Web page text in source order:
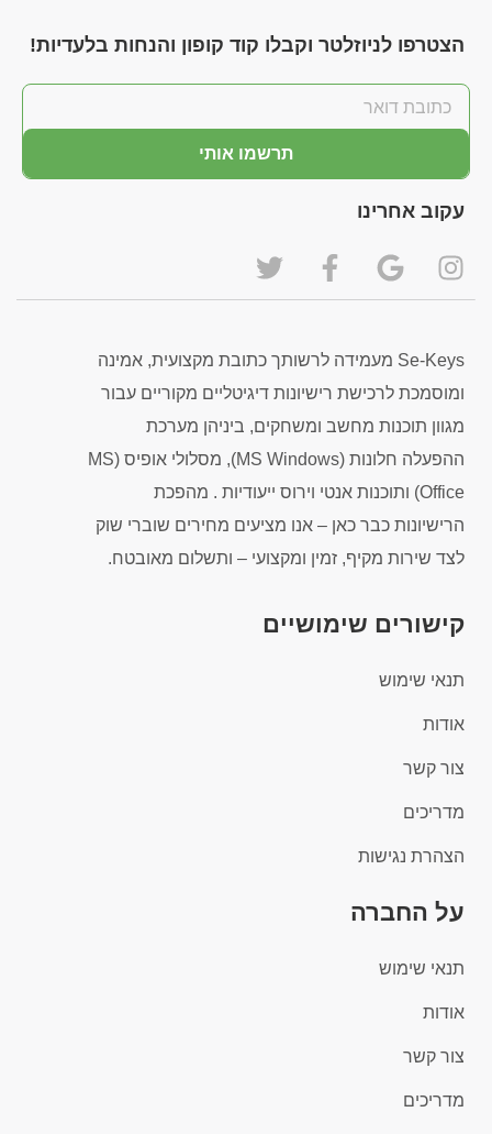
הצטרפו לניוזלטר וקבלו קוד קופון והנחות בלעדיות!
תרשמו אותי
עקוב אחרינו
Se-Keys מעמידה לרשותך כתובת מקצועית, אמינה
ומוסמכת לרכישת רישיונות דיגיטליים מקוריים עבור
מגוון תוכנות מחשב ומשחקים, ביניהן מערכת
ההפעלה חלונות (MS Windows), מסלולי אופיס (MS
Office) ותוכנות אנטי וירוס ייעודיות . מהפכת
הרישיונות כבר כאן – אנו מציעים מחירים שוברי שוק
לצד שירות מקיף, זמין ומקצועי – ותשלום מאובטח.
קישורים שימושיים
תנאי שימוש
אודות
צור קשר
מדריכים
הצהרת נגישות
על החברה
תנאי שימוש
אודות
צור קשר
מדריכים